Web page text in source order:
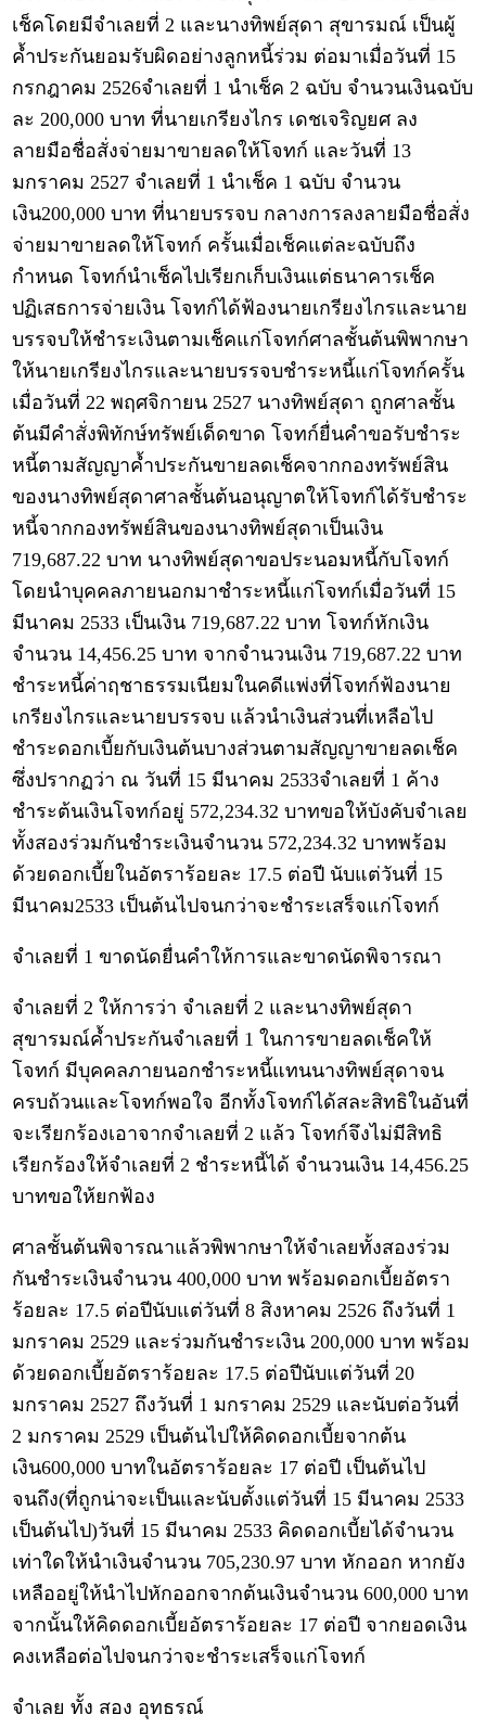
เช็คโดยมีจำเลยที่ 2 และนางทิพย์สุดา สุขารมณ์ เป็นผู้
ค้ำประกันยอมรับผิดอย่างลูกหนี้ร่วม ต่อมาเมื่อวันที่ 15
กรกฎาคม 2526จำเลยที่ 1 นำเช็ค 2 ฉบับ จำนวนเงินฉบับ
ละ 200,000 บาท ที่นายเกรียงไกร เดชเจริญยศ ลง
ลายมือชื่อสั่งจ่ายมาขายลดให้โจทก์ และวันที่ 13
มกราคม 2527 จำเลยที่ 1 นำเช็ค 1 ฉบับ จำนวน
เงิน200,000 บาท ที่นายบรรจบ กลางการลงลายมือชื่อสั่ง
จ่ายมาขายลดให้โจทก์ ครั้นเมื่อเช็คแต่ละฉบับถึง
กำหนด โจทก์นำเช็คไปเรียกเก็บเงินแต่ธนาคารเช็ค
ปฏิเสธการจ่ายเงิน โจทก์ได้ฟ้องนายเกรียงไกรและนาย
บรรจบให้ชำระเงินตามเช็คแก่โจทก์ศาลชั้นต้นพิพากษา
ให้นายเกรียงไกรและนายบรรจบชำระหนี้แก่โจทก์ครั้น
เมื่อวันที่ 22 พฤศจิกายน 2527 นางทิพย์สุดา ถูกศาลชั้น
ต้นมีคำสั่งพิทักษ์ทรัพย์เด็ดขาด โจทก์ยื่นคำขอรับชำระ
หนี้ตามสัญญาค้ำประกันขายลดเช็คจากกองทรัพย์สิน
ของนางทิพย์สุดาศาลชั้นต้นอนุญาตให้โจทก์ได้รับชำระ
หนี้จากกองทรัพย์สินของนางทิพย์สุดาเป็นเงิน
719,687.22 บาท นางทิพย์สุดาขอประนอมหนี้กับโจทก์
โดยนำบุคคลภายนอกมาชำระหนี้แก่โจทก์เมื่อวันที่ 15
มีนาคม 2533 เป็นเงิน 719,687.22 บาท โจทก์หักเงิน
จำนวน 14,456.25 บาท จากจำนวนเงิน 719,687.22 บาท
ชำระหนี้ค่าฤชาธรรมเนียมในคดีแพ่งที่โจทก์ฟ้องนาย
เกรียงไกรและนายบรรจบ แล้วนำเงินส่วนที่เหลือไป
ชำระดอกเบี้ยกับเงินต้นบางส่วนตามสัญญาขายลดเช็ค
ซึ่งปรากฏว่า ณ วันที่ 15 มีนาคม 2533จำเลยที่ 1 ค้าง
ชำระต้นเงินโจทก์อยู่ 572,234.32 บาทขอให้บังคับจำเลย
ทั้งสองร่วมกันชำระเงินจำนวน 572,234.32 บาทพร้อม
ด้วยดอกเบี้ยในอัตราร้อยละ 17.5 ต่อปี นับแต่วันที่ 15
มีนาคม2533 เป็นต้นไปจนกว่าจะชำระเสร็จแก่โจทก์
จำเลยที่ 1 ขาดนัดยื่นคำให้การและขาดนัดพิจารณา
จำเลยที่ 2 ให้การว่า จำเลยที่ 2 และนางทิพย์สุดา
สุขารมณ์ค้ำประกันจำเลยที่ 1 ในการขายลดเช็คให้
โจทก์ มีบุคคลภายนอกชำระหนี้แทนนางทิพย์สุดาจน
ครบถ้วนและโจทก์พอใจ อีกทั้งโจทก์ได้สละสิทธิในอันที่
จะเรียกร้องเอาจากจำเลยที่ 2 แล้ว โจทก์จึงไม่มีสิทธิ
เรียกร้องให้จำเลยที่ 2 ชำระหนี้ได้ จำนวนเงิน 14,456.25
บาทขอให้ยกฟ้อง
ศาลชั้นต้นพิจารณาแล้วพิพากษาให้จำเลยทั้งสองร่วม
กันชำระเงินจำนวน 400,000 บาท พร้อมดอกเบี้ยอัตรา
ร้อยละ 17.5 ต่อปีนับแต่วันที่ 8 สิงหาคม 2526 ถึงวันที่ 1
มกราคม 2529 และร่วมกันชำระเงิน 200,000 บาท พร้อม
ด้วยดอกเบี้ยอัตราร้อยละ 17.5 ต่อปีนับแต่วันที่ 20
มกราคม 2527 ถึงวันที่ 1 มกราคม 2529 และนับต่อวันที่
2 มกราคม 2529 เป็นต้นไปให้คิดดอกเบี้ยจากต้น
เงิน600,000 บาทในอัตราร้อยละ 17 ต่อปี เป็นต้นไป
จนถึง(ที่ถูกน่าจะเป็นและนับตั้งแต่วันที่ 15 มีนาคม 2533
เป็นต้นไป)วันที่ 15 มีนาคม 2533 คิดดอกเบี้ยได้จำนวน
เท่าใดให้นำเงินจำนวน 705,230.97 บาท หักออก หากยัง
เหลืออยู่ให้นำไปหักออกจากต้นเงินจำนวน 600,000 บาท
จากนั้นให้คิดดอกเบี้ยอัตราร้อยละ 17 ต่อปี จากยอดเงิน
คงเหลือต่อไปจนกว่าจะชำระเสร็จแก่โจทก์
จำเลย ทั้ง สอง อุทธรณ์